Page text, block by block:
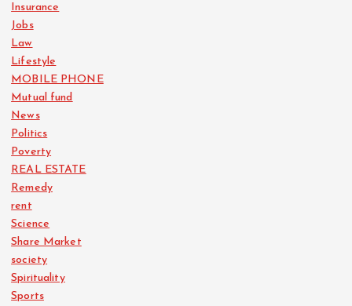
Insurance
Jobs
Law
Lifestyle
MOBILE PHONE
Mutual fund
News
Politics
Poverty
REAL ESTATE
Remedy
rent
Science
Share Market
society
Spirituality
Sports